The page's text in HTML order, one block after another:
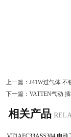
上一篇： J41W过气体 不
下一篇： VATTEN气动
相关产品